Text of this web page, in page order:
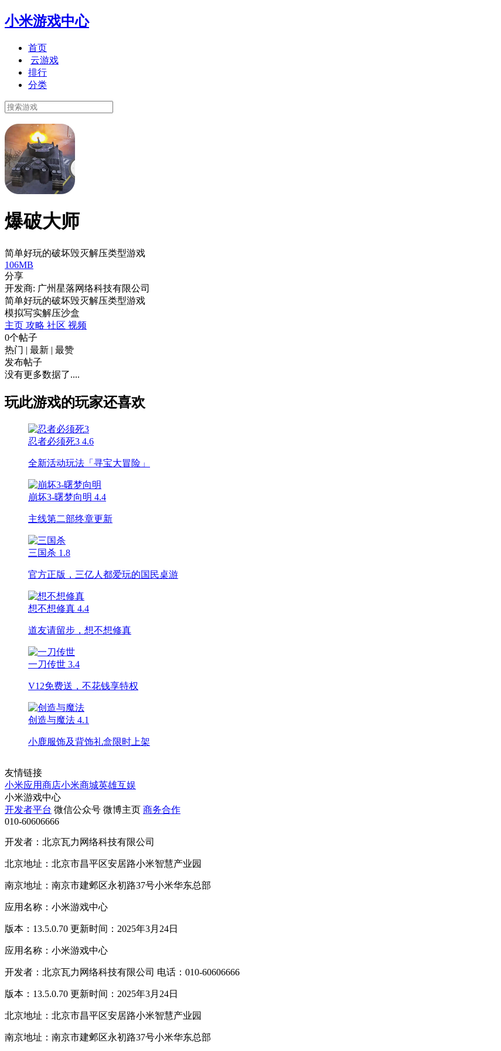
小米游戏中心
首页
云游戏
排行
分类
爆破大师
简单好玩的破坏毁灭解压类型游戏
106MB
分享
开发商: 广州星落网络科技有限公司
简单好玩的破坏毁灭解压类型游戏
模拟写实解压沙盒
主页 攻略 社区 视频
0个帖子
热门 | 最新 | 最赞
发布帖子
没有更多数据了....
玩此游戏的玩家还喜欢
忍者必须死3 4.6
全新活动玩法「寻宝大冒险」
崩坏3-曙梦向明 4.4
主线第二部终章更新
三国杀 1.8
官方正版，三亿人都爱玩的国民桌游
想不想修真 4.4
道友请留步，想不想修真
一刀传世 3.4
V12免费送，不花钱享特权
创造与魔法 4.1
小鹿服饰及背饰礼盒限时上架
友情链接
小米应用商店小米商城英雄互娱
小米游戏中心
开发者平台 微信公众号 微博主页 商务合作
010-60606666
开发者：北京瓦力网络科技有限公司
北京地址：北京市昌平区安居路小米智慧产业园
南京地址：南京市建邺区永初路37号小米华东总部
应用名称：小米游戏中心
版本：13.5.0.70 更新时间：2025年3月24日
应用名称：小米游戏中心
开发者：北京瓦力网络科技有限公司 电话：010-60606666
版本：13.5.0.70 更新时间：2025年3月24日
北京地址：北京市昌平区安居路小米智慧产业园
南京地址：南京市建邺区永初路37号小米华东总部